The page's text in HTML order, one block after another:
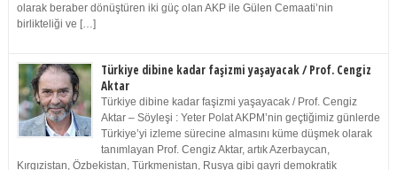
olarak beraber dönüştüren iki güç olan AKP ile Gülen Cemaati’nin
birlikteliği ve […]
Türkiye dibine kadar faşizmi yaşayacak / Prof. Cengiz
Aktar
Türkiye dibine kadar faşizmi yaşayacak / Prof. Cengiz
Aktar – Söyleşi : Yeter Polat AKPM’nin geçtiğimiz günlerde
Türkiye’yi izleme sürecine almasını küme düşmek olarak
tanımlayan Prof. Cengiz Aktar, artık Azerbaycan,
Kırgızistan, Özbekistan, Türkmenistan, Rusya gibi gayri demokratik